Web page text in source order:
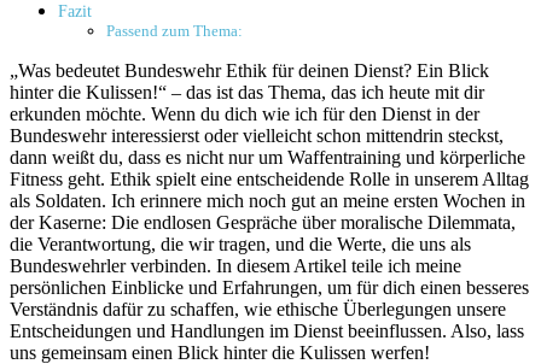
Fazit
Passend zum Thema:
„Was bedeutet Bundeswehr Ethik für ⁣deinen Dienst? ‍Ein Blick
‍hinter die Kulissen!“ ⁤– ‍das ist⁢ das Thema, das ich heute mit dir
‍erkunden möchte.⁤ Wenn du dich wie ich für den Dienst in ⁤der
Bundeswehr interessierst​ oder ⁤vielleicht schon mittendrin steckst,
‌dann weißt‌ du, dass es nicht nur um⁤ Waffentraining und körperliche
⁤Fitness⁤ geht. ‍Ethik ​spielt eine entscheidende Rolle ⁤in ⁤unserem Alltag⁤
als Soldaten.⁣ Ich erinnere ‍mich noch gut an meine ersten Wochen in
der ‌Kaserne: Die endlosen ‍Gespräche über moralische Dilemmata,‍
die ⁣Verantwortung, die wir tragen, und die Werte,⁢ die uns als
Bundeswehrler verbinden. In diesem Artikel teile⁤ ich meine
persönlichen Einblicke und ​Erfahrungen,⁣ um für dich einen‍ besseres
⁢Verständnis dafür ​zu schaffen, wie ‍ethische Überlegungen​ unsere
Entscheidungen und Handlungen im‌ Dienst ​beeinflussen. Also, lass
‌uns gemeinsam einen⁢ Blick hinter die Kulissen werfen!